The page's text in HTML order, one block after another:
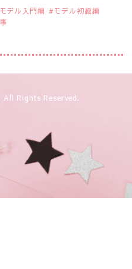
モデル入門編
モデル初級編
Rights Reserved.